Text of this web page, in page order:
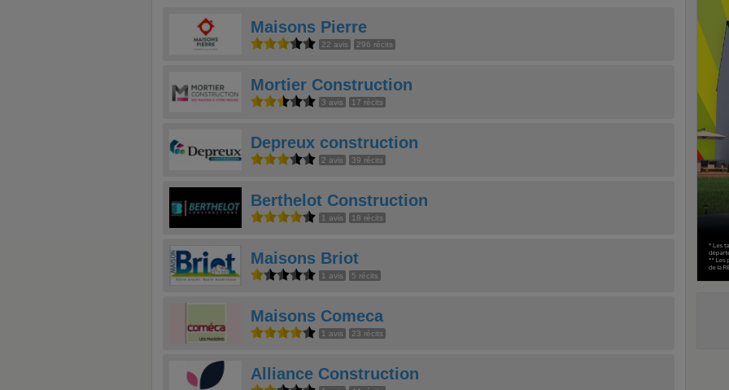
Maisons Pierre
22 avis 296 récits
Mortier Construction
3 avis 17 récits
Depreux construction
2 avis 39 récits
Berthelot Construction
1 avis 18 récits
Maisons Briot
1 avis 5 récits
Maisons Comeca
1 avis 23 récits
Alliance Construction